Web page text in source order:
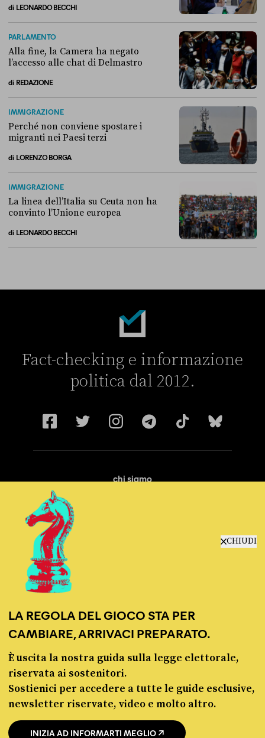
CHIUDI
LA REGOLA DEL GIOCO STA PER
CAMBIARE, ARRIVACI PREPARATO.
È uscita la nostra guida sulla legge elettorale,
riservata ai sostenitori.
Sostienici per accedere a tutte le guide esclusive,
newsletter riservate, video e molto altro.
INIZIA AD INFORMARTI MEGLIO
di LEONARDO BECCHI
PARLAMENTO
Alla fine, la Camera ha negato
l’accesso alle chat di Delmastro
di REDAZIONE
IMMIGRAZIONE
Perché non conviene spostare i
migranti nei Paesi terzi
di LORENZO BORGA
IMMIGRAZIONE
La linea dell’Italia su Ceuta non ha
convinto l’Unione europea
di LEONARDO BECCHI
Fact-checking e informazione
politica dal 2012.
chi siamo
© Pagella Politica 2012 - 2026
Pagella Politica è una testata registrata presso il Tribunale di Milano, n. 55 del 8
marzo 2021. ISSN 2974-9387
Privacy policy Cookie policy